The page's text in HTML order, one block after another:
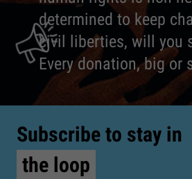
determined to keep
civil liberties, will you
Every donation, big or
Subscribe to stay in
the loop